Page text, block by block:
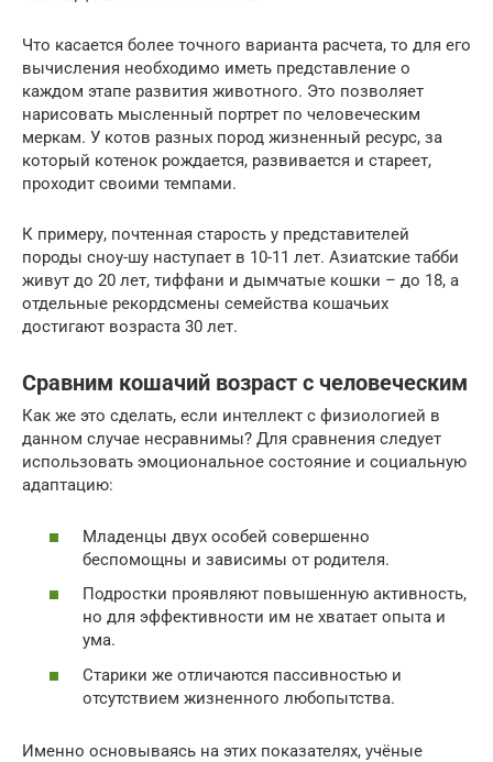
Что касается более точного варианта расчета, то для его
вычисления необходимо иметь представление о
каждом этапе развития животного. Это позволяет
нарисовать мысленный портрет по человеческим
меркам. У котов разных пород жизненный ресурс, за
который котенок рождается, развивается и стареет,
проходит своими темпами.
К примеру, почтенная старость у представителей
породы сноу-шу наступает в 10-11 лет. Азиатские табби
живут до 20 лет, тиффани и дымчатые кошки – до 18, а
отдельные рекордсмены семейства кошачьих
достигают возраста 30 лет.
Сравним кошачий возраст с человеческим
Как же это сделать, если интеллект с физиологией в
данном случае несравнимы? Для сравнения следует
использовать эмоциональное состояние и социальную
адаптацию:
Младенцы двух особей совершенно
беспомощны и зависимы от родителя.
Подростки проявляют повышенную активность,
но для эффективности им не хватает опыта и
ума.
Старики же отличаются пассивностью и
отсутствием жизненного любопытства.
Именно основываясь на этих показателях, учёные